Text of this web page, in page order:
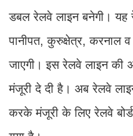
डबल रेलवे लाइन बनेगी। यह
पानीपत, कुरुक्षेत्र, करनाल
जाएगी। इस रेलवे लाइन की
मंजूरी दे दी है। अब रेलवे
करके मंजूरी के लिए रेलवे